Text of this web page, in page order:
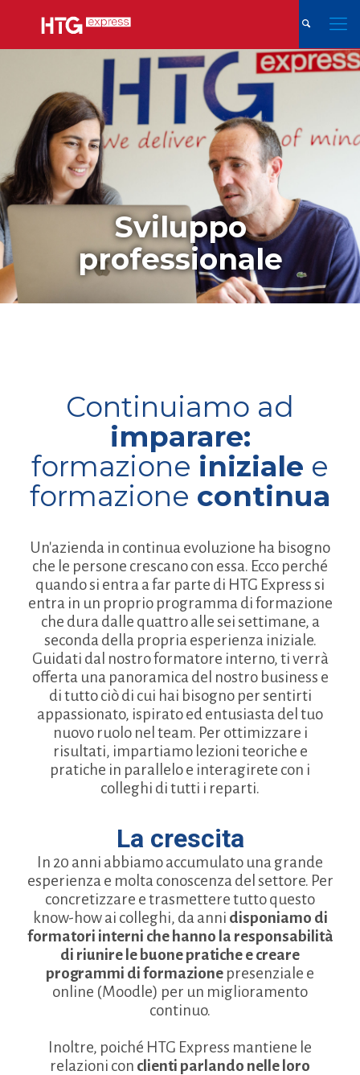
Sviluppo
professionale
Continuiamo ad
imparare:
formazione iniziale e
formazione continua
Un'azienda in continua evoluzione ha bisogno
che le persone crescano con essa. Ecco perché
quando si entra a far parte di HTG Express si
entra in un proprio programma di formazione
che dura dalle quattro alle sei settimane, a
seconda della propria esperienza iniziale.
Guidati dal nostro formatore interno, ti verrà
offerta una panoramica del nostro business e
di tutto ciò di cui hai bisogno per sentirti
appassionato, ispirato ed entusiasta del tuo
nuovo ruolo nel team. Per ottimizzare i
risultati, impartiamo lezioni teoriche e
pratiche in parallelo e interagirete con i
colleghi di tutti i reparti.
La crescita
In 20 anni abbiamo accumulato una grande
esperienza e molta conoscenza del settore. Per
concretizzare e trasmettere tutto questo
know-how ai colleghi, da anni disponiamo di
formatori interni che hanno la responsabilità
di riunire le buone pratiche e creare
programmi di formazione presenziale e
online (Moodle) per un miglioramento
continuo.
Inoltre, poiché HTG Express mantiene le
relazioni con clienti parlando nelle loro